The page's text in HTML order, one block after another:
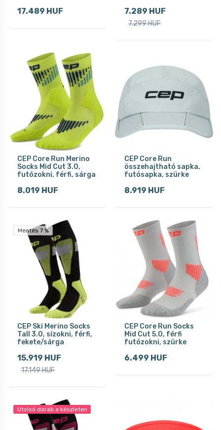
17.489 HUF 7.289 HUF
7.299 HUF
CEP Core Run Merino
Socks Mid Cut 3.0,
futózokni, férfi, sárga
8.019 HUF
CEP Core Run
összehajtható sapka,
futósapka, szürke
8.919 HUF
Mentés 7 %
CEP Ski Merino Socks
Tall 3.0, sízokni, férfi,
fekete/sárga
15.919 HUF
17.149 HUF
CEP Core Run Socks
Mid Cut 5.0, férfi
futózokni, szürke
6.499 HUF
Utolsó darab a készleten